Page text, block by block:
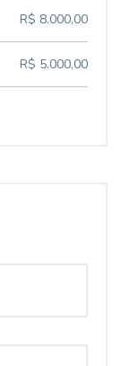
R$ 8.000,00
R$ 5.000,00